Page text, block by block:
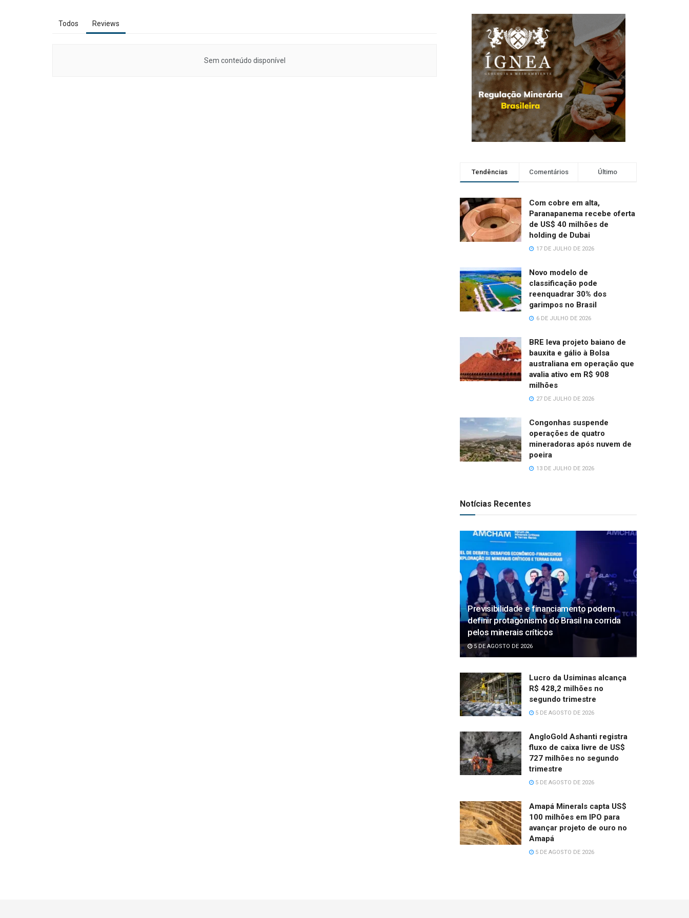
Todos Reviews
Sem conteúdo disponível
Tendências Comentários Último
Com cobre em alta,
Paranapanema recebe oferta
de US$ 40 milhões de
holding de Dubai
17 DE JULHO DE 2026
Novo modelo de
classificação pode
reenquadrar 30% dos
garimpos no Brasil
6 DE JULHO DE 2026
BRE leva projeto baiano de
bauxita e gálio à Bolsa
australiana em operação que
avalia ativo em R$ 908
milhões
27 DE JULHO DE 2026
Congonhas suspende
operações de quatro
mineradoras após nuvem de
poeira
13 DE JULHO DE 2026
Notícias Recentes
Previsibilidade e financiamento podem
definir protagonismo do Brasil na corrida
pelos minerais críticos
5 DE AGOSTO DE 2026
Lucro da Usiminas alcança
R$ 428,2 milhões no
segundo trimestre
5 DE AGOSTO DE 2026
AngloGold Ashanti registra
fluxo de caixa livre de US$
727 milhões no segundo
trimestre
5 DE AGOSTO DE 2026
Amapá Minerals capta US$
100 milhões em IPO para
avançar projeto de ouro no
Amapá
5 DE AGOSTO DE 2026